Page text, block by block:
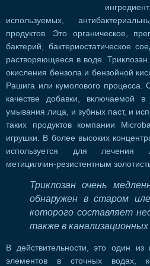
используемых,
продуктов. Это органическое,
бактерий, бактериостатическое
растворяющееся в воде. Триклозан
окисления бензола и бензойной
Рашига или кумолового процесса.
качестве добавки, включаемой
умывания лица, и зубных паст, и
таких продуктов компании
игрушки. В более высоких
используется для лечения
метициллин-резистентным
Триклозан очень
обнаружен в старом
которого составляет
также в канализационных
В действительности, это один
элементов в сточных водах,